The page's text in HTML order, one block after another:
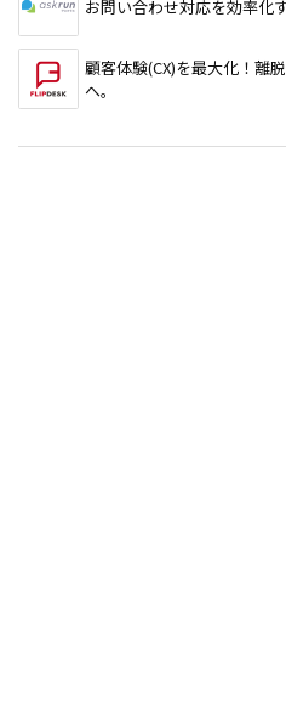
お問い合わせ対応を効率化
顧客体験(CX)を最大化！離
へ。